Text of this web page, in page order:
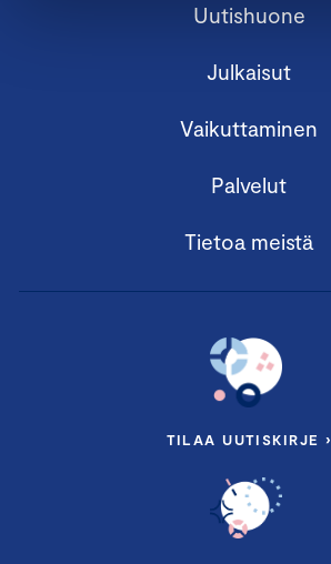
Uutishuone
Julkaisut
Vaikuttaminen
Palvelut
Tietoa meistä
TILAA UUTISKIRJE ›